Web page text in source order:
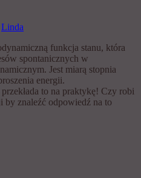
Linda
funkcja stanu, która
spontanicznych w
Jest miarą stopnia
energii.
to na praktykę! Czy robi
by znaleźć odpowiedź na to